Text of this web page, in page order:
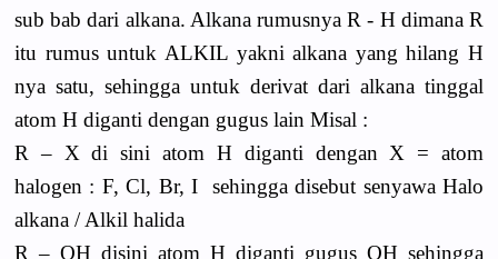
sub bab dari alkana. Alkana rumusnya R - H dimana R
itu rumus untuk ALKIL yakni alkana yang hilang H
nya satu, sehingga untuk derivat dari alkana tinggal
atom H diganti dengan gugus lain Misal :
R – X di sini atom H diganti dengan X = atom
halogen : F, Cl, Br, I sehingga disebut senyawa Halo
alkana / Alkil halida
R – OH disini atom H diganti gugus OH sehingga